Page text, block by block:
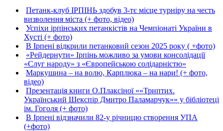
Петанк-клуб ІРПІНЬ здобув 3-тє місце турніру на честь
визволення міста (+ фото, відео)
Успіхи ірпінських петанкістів на Чемпіонаті України в
Хусті (+ фото)
В Ірпені відкрили петанковий сезон 2025 року ( +фото)
«Рейдернути» Ірпінь можливо за умови консолідації
«Слуг народу» з «Європейською солідарністю»
Маркушина – на волю, Карплюка – на нари! (+ фото,
відео)
Презентація книги О.Плаксіної ««Триптих.
Український Шекспір Дмитро Паламарчук»» у бібліотеці
ім. Гоголя (+ фото)
В Ірпені відзначили 82-у річницю створення УПА
(+фото)